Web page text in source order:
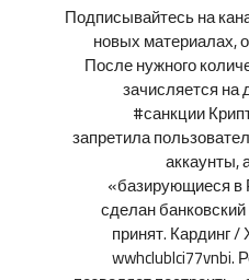
Подписывайтесь на
новых материалах,
После нужного
зачисляется на
#санкции
запретила
аккаунты,
«базирующиеся в
сделан
принят. Кардинг /
wwhclublci77vnbi.